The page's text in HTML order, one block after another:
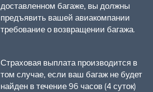
доставленном багаже, вы должны
предъявить вашей авиакомпании
требование о возвращении багажа.
Страховая выплата производится в
том случае, если ваш багаж не будет
найден в течение 96 часов (4 суток)